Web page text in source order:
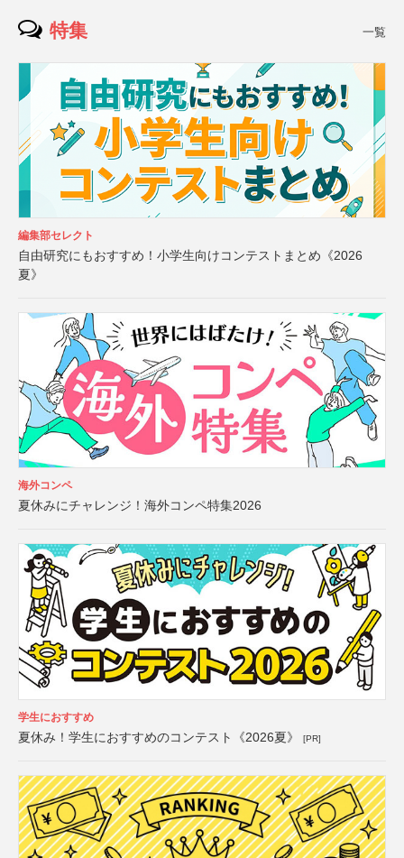
特集 一覧
編集部セレクト
自由研究にもおすすめ！小学生向けコンテストまとめ《2026
夏》
海外コンペ
夏休みにチャレンジ！海外コンペ特集2026
学生におすすめ
夏休み！学生におすすめのコンテスト《2026夏》 [PR]